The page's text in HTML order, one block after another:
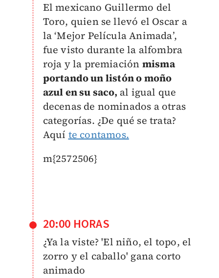
El mexicano Guillermo del
Toro, quien se llevó el Oscar a
la ‘Mejor Película Animada’,
fue visto durante la alfombra
roja y la premiación misma
portando un listón o moño
azul en su saco, al igual que
decenas de nominados a otras
categorías. ¿De qué se trata?
Aquí te contamos.
m{2572506}
20:00 HORAS
¿Ya la viste? 'El niño, el topo, el
zorro y el caballo' gana corto
animado